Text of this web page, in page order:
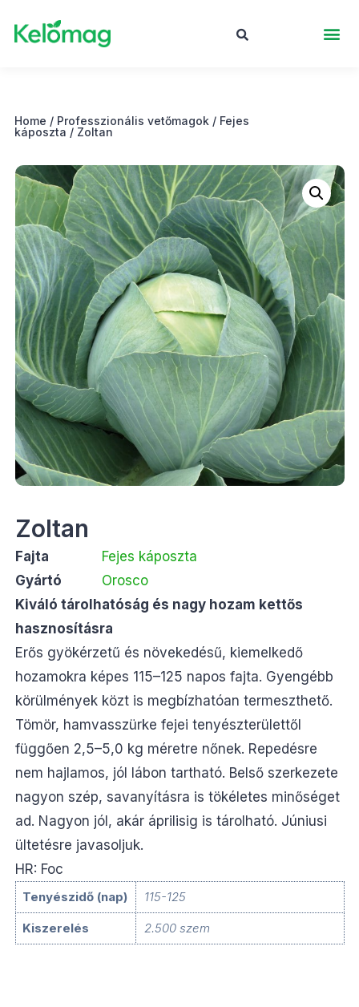
Home / Professzionális vetőmagok/ Fejes
káposzta / Zoltan
Zoltan
Fajta
Fejes káposzta
Gyártó
Orosco
Kiváló tárolhatóság és nagy hozam kettős
hasznosításra
Erős gyökérzetű és növekedésű, kiemelkedő
hozamokra képes 115–125 napos fajta. Gyengébb
körülmények közt is megbízhatóan termeszthető.
Tömör, hamvasszürke fejei tenyészterülettől
függően 2,5–5,0 kg méretre nőnek. Repedésre
nem hajlamos, jól lábon tartható. Belső szerkezete
nagyon szép, savanyításra is tökéletes minőséget
ad. Nagyon jól, akár áprilisig is tárolható. Júniusi
ültetésre javasoljuk.
HR: Foc
Tenyészidő (nap) 115-125
Kiszerelés 2.500 szem